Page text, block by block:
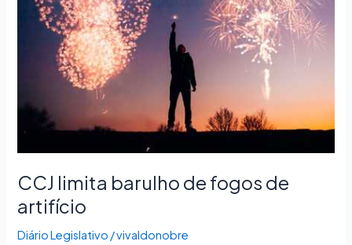
CCJ limita barulho de fogos de
artifício
Diário Legislativo /vivaldonobre
artifício